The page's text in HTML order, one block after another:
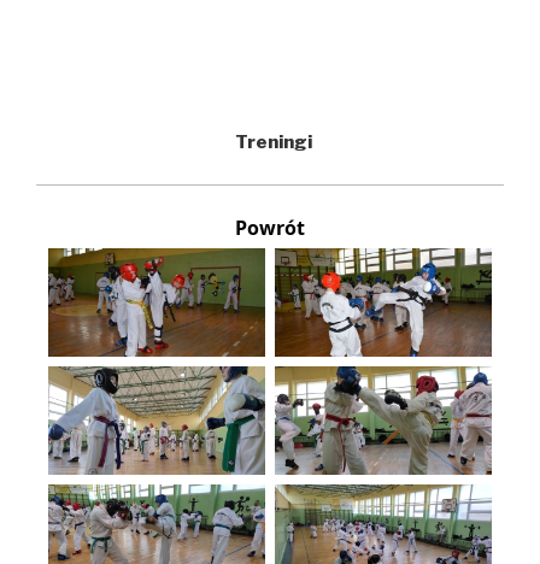
Treningi
Powrót